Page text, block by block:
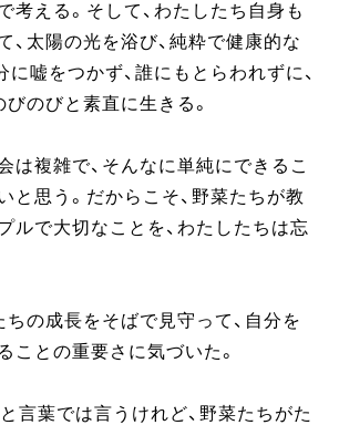
考える。そして、わたしたち自身も
、太陽の光を浴び、純粋で健康的な
に嘘をつかず、誰にもとらわれずに、
びのびと素直に生きる。
は複雑で、そんなに単純にできるこ
と思う。だからこそ、野菜たちが教
ルで大切なことを、わたしたちは忘
ちの成長をそばで見守って、自分を
ことの重要さに気づいた。
と言葉では言うけれど、野菜たちがた